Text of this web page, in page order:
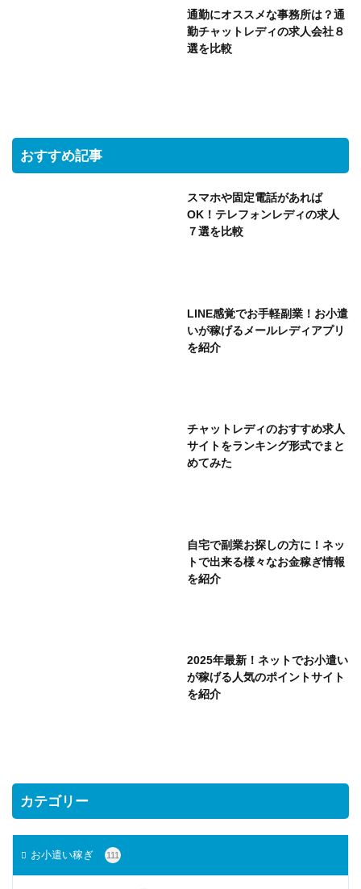
通勤にオススメな事務所は？通
勤チャットレディの求人会社８
選を比較
おすすめ記事
スマホや固定電話があれば
OK！テレフォンレディの求人
７選を比較
LINE感覚でお手軽副業！お小遣
いが稼げるメールレディアプリ
を紹介
チャットレディのおすすめ求人
サイトをランキング形式でまと
めてみた
自宅で副業お探しの方に！ネッ
トで出来る様々なお金稼ぎ情報
を紹介
2025年最新！ネットでお小遣い
が稼げる人気のポイントサイト
を紹介
カテゴリー
お小遣い稼ぎ 111